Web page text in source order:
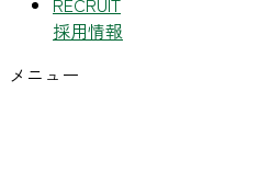
採用情報
メニュー